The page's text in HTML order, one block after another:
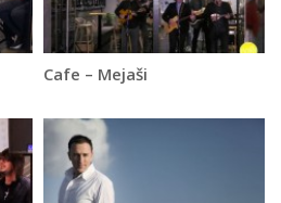
Cafe – Mejaši